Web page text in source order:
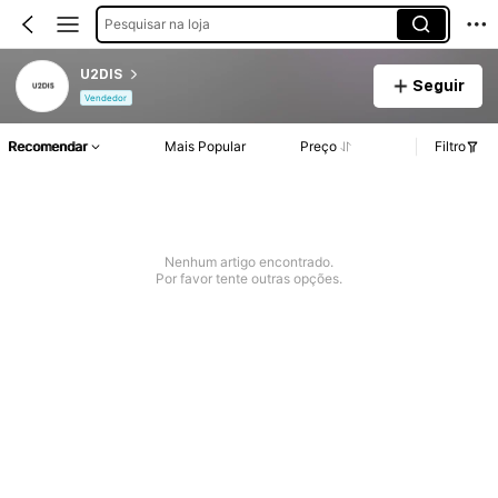
Pesquisar na loja
U2DIS
Vendedor
Seguir
Recomendar Mais Popular Preço Filtro
Nenhum artigo encontrado.
Por favor tente outras opções.